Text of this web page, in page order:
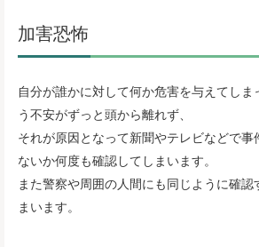
加害恐怖
自分が誰かに対して何か危害を与えてし
う不安がずっと頭から離れず、
それが原因となって新聞やテレビなどで
ないか何度も確認してしまいます。
また警察や周囲の人間にも同じように確
まいます。